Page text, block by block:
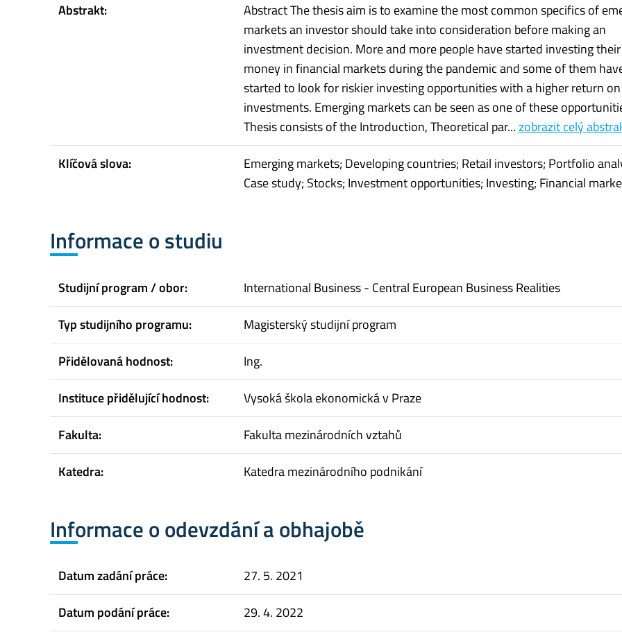
Abstrakt:
Abstract The thesis aim is to examine the most common specifics of
markets an investor should take into consideration before making an
investment decision. More and more people have started investing their
money in financial markets during the pandemic and some of them
started to look for riskier investing opportunities with a higher return
investments. Emerging markets can be seen as one of these
Thesis consists of the Introduction, Theoretical par...zobrazit celý
Klíčová slova:
Emerging markets; Developing countries; Retail investors; Portfolio
Case study; Stocks; Investment opportunities; Investing; Financial
Informace o studiu
Studijní program / obor:
International Business - Central European Business Realities
Typ studijního programu:
Magisterský studijní program
Přidělovaná hodnost:
Ing.
Instituce přidělující hodnost:
Vysoká škola ekonomická v Praze
Fakulta:
Fakulta mezinárodních vztahů
Katedra:
Katedra mezinárodního podnikání
Informace o odevzdání a obhajobě
Datum zadání práce:
27. 5. 2021
Datum podání práce:
29. 4. 2022